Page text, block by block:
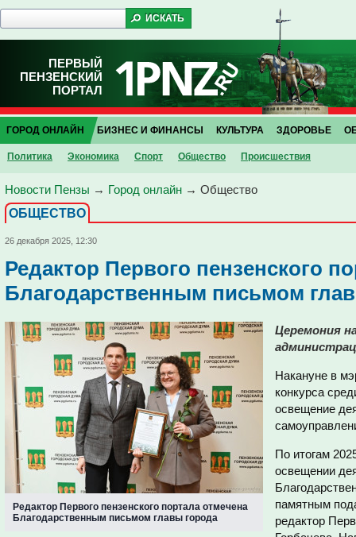
ПЕРВЫЙ
ПЕНЗЕНСКИЙ
ПОРТАЛ
ГОРОД ОНЛАЙН
Политика Экономика Спорт Общество Проиcшествия
БИЗНЕС И ФИНАНСЫ КУЛЬТУРА ЗДОРОВЬЕ
Новости Пензы → Город онлайн → Общество
ОБЩЕСТВО
26 декабря 2025, 12:30
Редактор Первого пензенского
Благодарственным письмом
Редактор Первого пензенского портала отмечена
Благодарственным письмом главы города
Церемония
Накануне в
конкурса
освещение
По итогам
освещении
памятным
редактор